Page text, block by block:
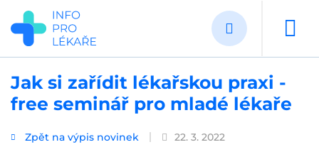
Přejít
hlavnímu
obsahu
Jak si zařídit lékařskou praxi -
free seminář pro mladé lékaře
Zpět na výpis novinek 22. 3. 2022